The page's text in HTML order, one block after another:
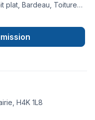
plat, Bardeau, Toiture
à Montérégie. Nous
et l'efficacité pour bâtir
clients. Confiez votre
H4K 1L8